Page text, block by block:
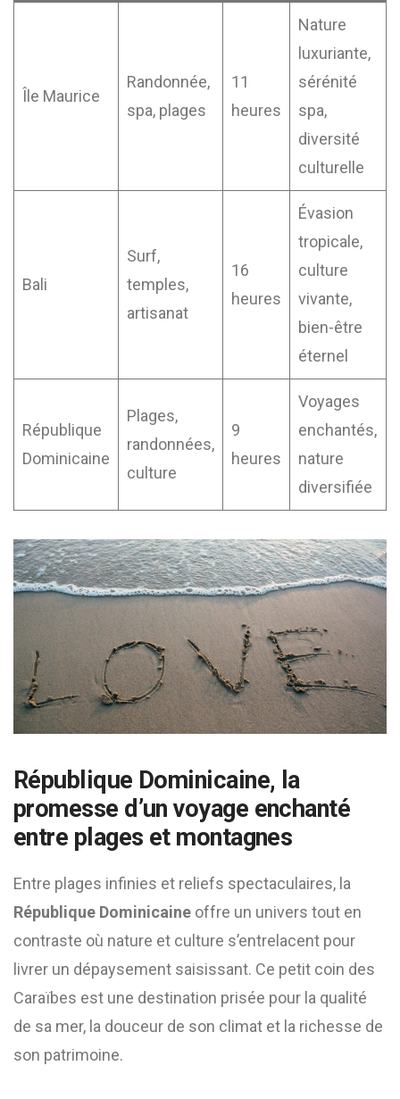
Île Maurice
Randonnée,
spa, plages
11
heures
Nature
luxuriante,
sérénité
spa,
diversité
culturelle
Bali
Surf,
temples,
artisanat
16
heures
Évasion
tropicale,
culture
vivante,
bien-être
éternel
République
Dominicaine
Plages,
randonnées,
culture
9
heures
Voyages
enchantés,
nature
diversifiée
République Dominicaine, la
promesse d’un voyage enchanté
entre plages et montagnes
Entre plages infinies et reliefs spectaculaires, la
République Dominicaine offre un univers tout en
contraste où nature et culture s’entrelacent pour
livrer un dépaysement saisissant. Ce petit coin des
Caraïbes est une destination prisée pour la qualité
de sa mer, la douceur de son climat et la richesse de
son patrimoine.